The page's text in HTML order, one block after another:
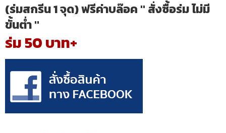
(ร่มสกรีน 1 จุด) ฟรีค่าบล๊อค " สั่งซื้อร่ม ไม่มี
ขั้นต่ำ "
ร่ม 50 บาท+